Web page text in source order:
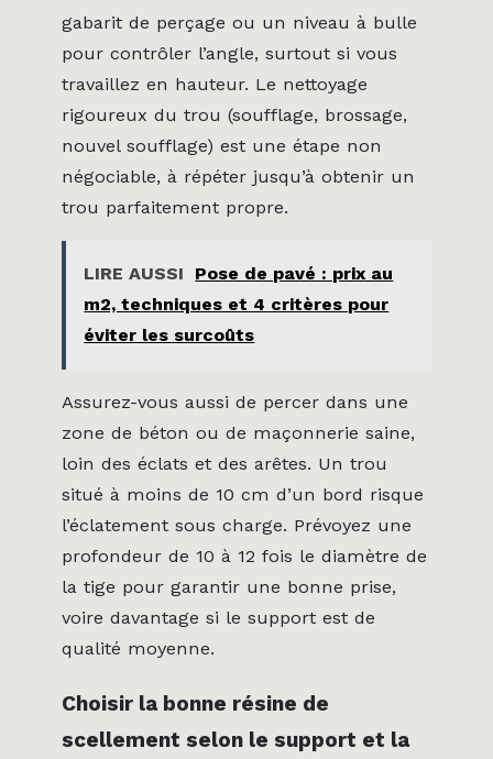
gabarit de perçage ou un niveau à bulle
pour contrôler l’angle, surtout si vous
travaillez en hauteur. Le nettoyage
rigoureux du trou (soufflage, brossage,
nouvel soufflage) est une étape non
négociable, à répéter jusqu’à obtenir un
trou parfaitement propre.
LIRE AUSSI
Pose de pavé : prix au
m2, techniques et 4 critères pour
éviter les surcoûts
Assurez-vous aussi de percer dans une
zone de béton ou de maçonnerie saine,
loin des éclats et des arêtes. Un trou
situé à moins de 10 cm d’un bord risque
l’éclatement sous charge. Prévoyez une
profondeur de 10 à 12 fois le diamètre de
la tige pour garantir une bonne prise,
voire davantage si le support est de
qualité moyenne.
Choisir la bonne résine de
scellement selon le support et la